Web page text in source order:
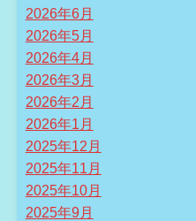
2026年6月
2026年5月
2026年4月
2026年3月
2026年2月
2026年1月
2025年12月
2025年11月
2025年10月
2025年9月